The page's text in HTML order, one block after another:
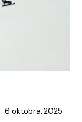
6 oktobra, 2025